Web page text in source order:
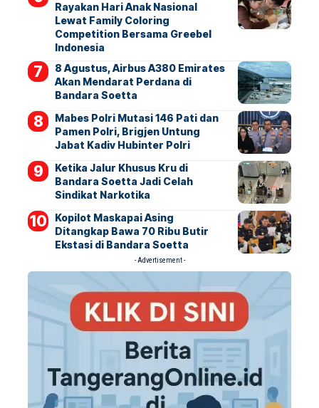
Rayakan Hari Anak Nasional
Lewat Family Coloring
Competition Bersama Greebel
Indonesia
8 Agustus, Airbus A380 Emirates
Akan Mendarat Perdana di
Bandara Soetta
Mabes Polri Mutasi 146 Pati dan
Pamen Polri, Brigjen Untung
Jabat Kadiv Hubinter Polri
Ketika Jalur Khusus Kru di
Bandara Soetta Jadi Celah
Sindikat Narkotika
Kopilot Maskapai Asing
Ditangkap Bawa 70 Ribu Butir
Ekstasi di Bandara Soetta
- Advertisement -